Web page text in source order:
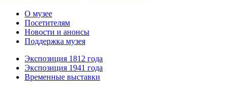
О музее
Посетителям
Новости и анонсы
Поддержка музея
Экспозиция 1812 года
Экспозиция 1941 года
Временные выставки